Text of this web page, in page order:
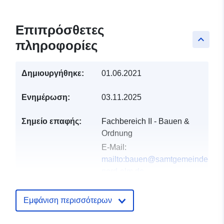
keyboard_arrow_up
Επιπρόσθετες
πληροφορίες
Δημιουργήθηκε: 01.06.2021
Ενημέρωση: 03.11.2025
Σημείο επαφής:
Fachbereich II - Bauen &
Ordnung
E-Mail:
mailto:bauen@samtgemeinde-
Süpplingen, D-38373,
Deutschland
Εμφάνιση περισσότερων